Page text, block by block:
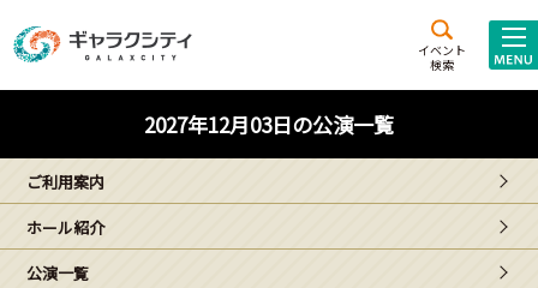
イベント
検索
施設案内
西新井
文化ホール
ギャラクシティとは
2027年12月03日の公演一覧
ご利用案内
ホール紹介
公演一覧